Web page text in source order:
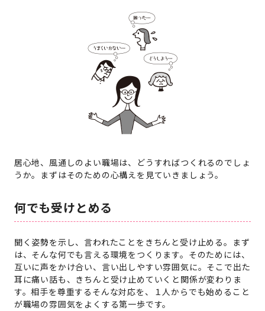
居心地、風通しのよい職場は、どうすればつくれるのでしょ
うか。まずはそのための心構えを見ていきましょう。
何でも受けとめる
聞く姿勢を示し、言われたことをきちんと受け止める。まず
は、そんな何でも言える環境をつくります。そのためには、
互いに声をかけ合い、言い出しやすい雰囲気に。そこで出た
耳に痛い話も、きちんと受け止めていくと関係が変わりま
す。相手を尊重するそんな対応を、１人からでも始めること
が職場の雰囲気をよくする第一歩です。